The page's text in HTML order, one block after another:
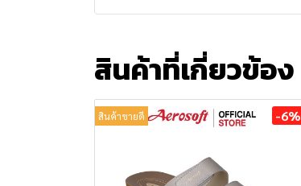
สินค้าที่เกี่ยวข้อง
สินค้าขายดี -6%